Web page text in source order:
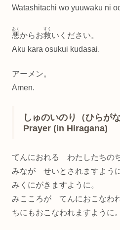
Watashitachi wo yuuwaku ni
悪
あく
からお救
すく
いください。
Aku kara osukui kudasai.
アーメン。
Amen.
しゅのいのり（ひらが
Prayer (in Hiragana)
てんにおれる わたしたちの
みなが せいとされますように
みくにがきますように。
みこころが てんにおこなわ
ちにもおこなわれますように。